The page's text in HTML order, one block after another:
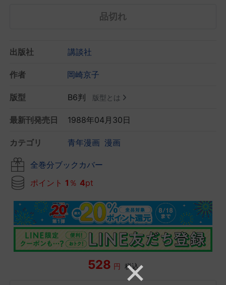
品切れ
出版社 講談社
作者 岡崎京子
版型 B6判 版型とは
最新刊発売日 1988年04月30日
カテゴリ 青年漫画 漫画
全巻分ブックカバー
ポイント 1 ％ 4pt
528 円 税込